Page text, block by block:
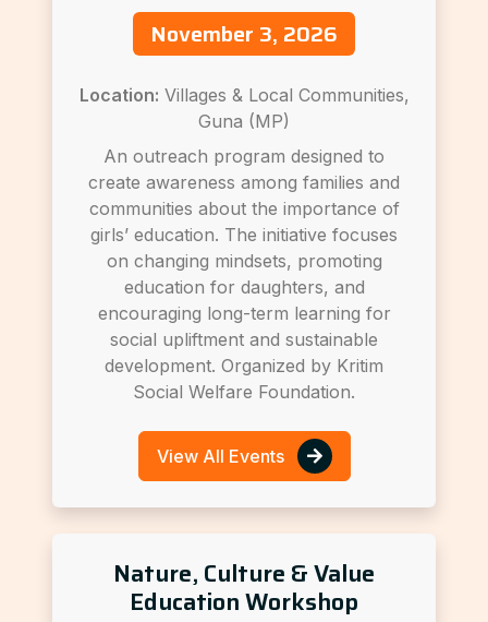
November 3, 2026
Location: Villages & Local Communities,
Guna (MP)
An outreach program designed to
create awareness among families and
communities about the importance of
girls’ education. The initiative focuses
on changing mindsets, promoting
education for daughters, and
encouraging long-term learning for
social upliftment and sustainable
development. Organized by Kritim
Social Welfare Foundation.
View All Events
Nature, Culture & Value
Education Workshop